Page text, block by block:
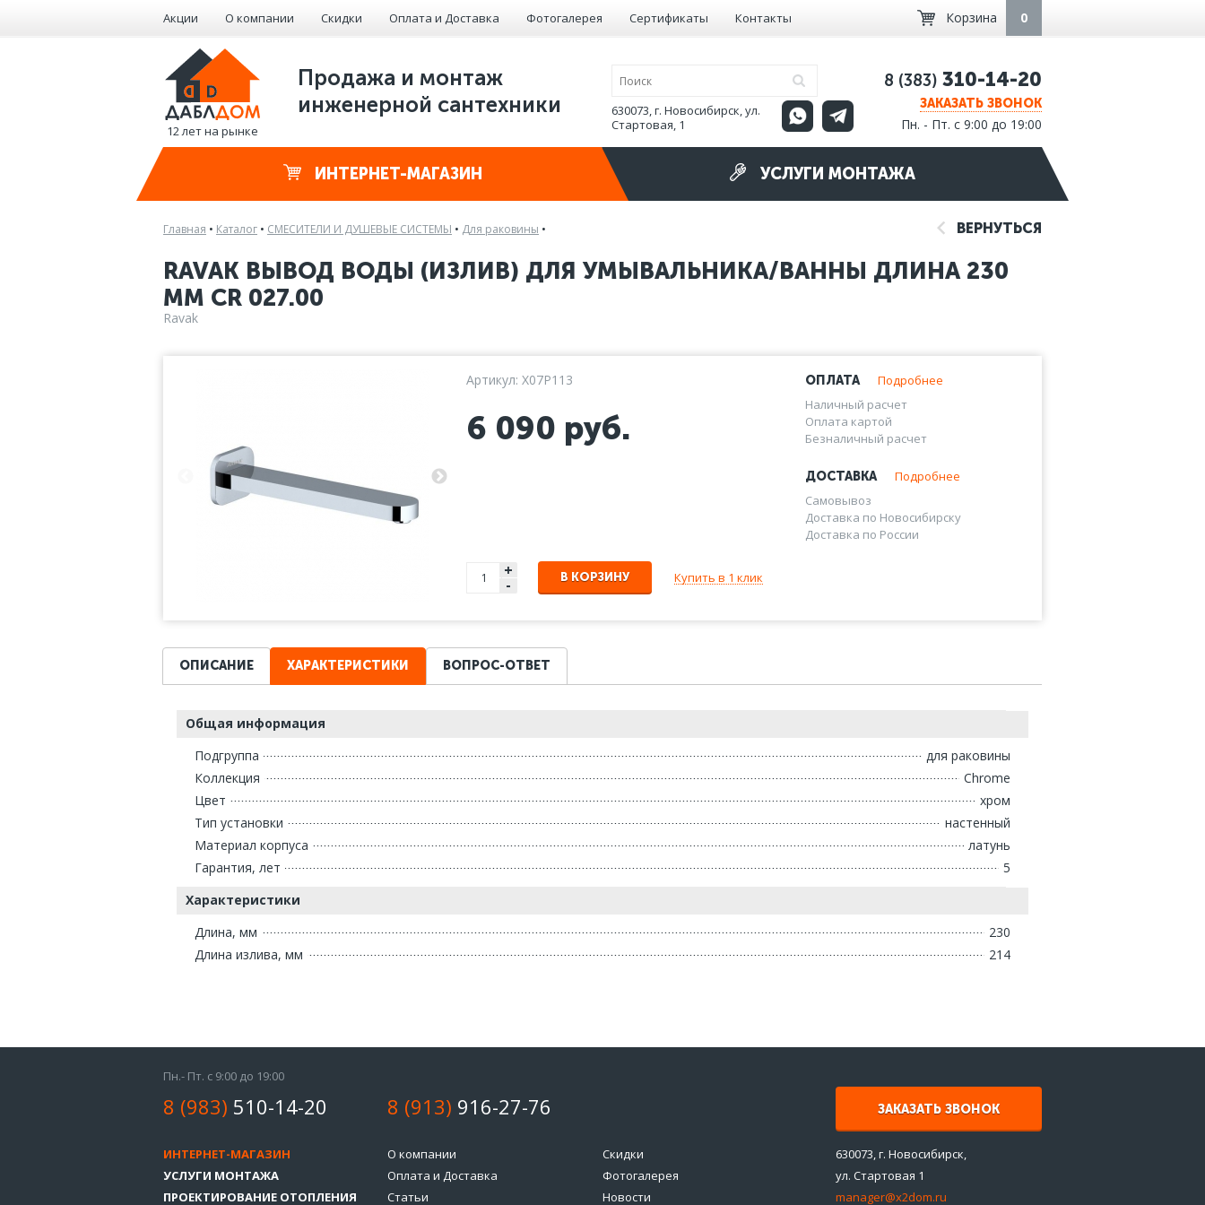
Акции О компании Скидки Оплата и Доставка Фотогалерея Сертификаты Контакты Корзина 0
12 лет на рынке
Продажа и монтаж
инженерной сантехники
630073, г. Новосибирск, ул.
Стартовая, 1
8 (383) 310-14-20
ЗАКАЗАТЬ ЗВОНОК
Пн. - Пт. с 9:00 до 19:00
ИНТЕРНЕТ-МАГАЗИН УСЛУГИ МОНТАЖА
Главная • Каталог • СМЕСИТЕЛИ И ДУШЕВЫЕ СИСТЕМЫ • Для раковины • ВЕРНУТЬСЯ
RAVAK ВЫВОД ВОДЫ (ИЗЛИВ) ДЛЯ УМЫВАЛЬНИКА/ВАННЫ ДЛИНА 230
ММ CR 027.00
Ravak
Артикул: X07P113
6 090 руб.
ОПЛАТА
Подробнее
Наличный расчет
Оплата картой
Безналичный расчет
ДОСТАВКА
Подробнее
Самовывоз
Доставка по Новосибирску
Доставка по России
+
- В КОРЗИНУ Купить в 1 клик
ОПИСАНИЕ ХАРАКТЕРИСТИКИ ВОПРОС-ОТВЕТ
Общая информация
Подгруппа
для раковины
Коллекция
Chrome
Цвет
хром
Тип установки
настенный
Материал корпуса
латунь
Гарантия, лет
5
Характеристики
Длина, мм
230
Длина излива, мм
214
Пн.- Пт. с 9:00 до 19:00
8 (983) 510-14-20 8 (913) 916-27-76 ЗАКАЗАТЬ ЗВОНОК
ИНТЕРНЕТ-МАГАЗИН
УСЛУГИ МОНТАЖА
ПРОЕКТИРОВАНИЕ ОТОПЛЕНИЯ
О компании
Скидки
Оплата и Доставка
Фотогалерея
Статьи
Новости
630073, г. Новосибирск,
ул. Стартовая 1
manager@x2dom.ru